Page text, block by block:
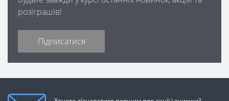
розіграшів!
Підписатися